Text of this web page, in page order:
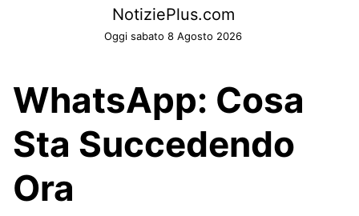
NotiziePlus.com
Oggi sabato 8 Agosto 2026
WhatsApp: Cosa
Sta Succedendo
Ora